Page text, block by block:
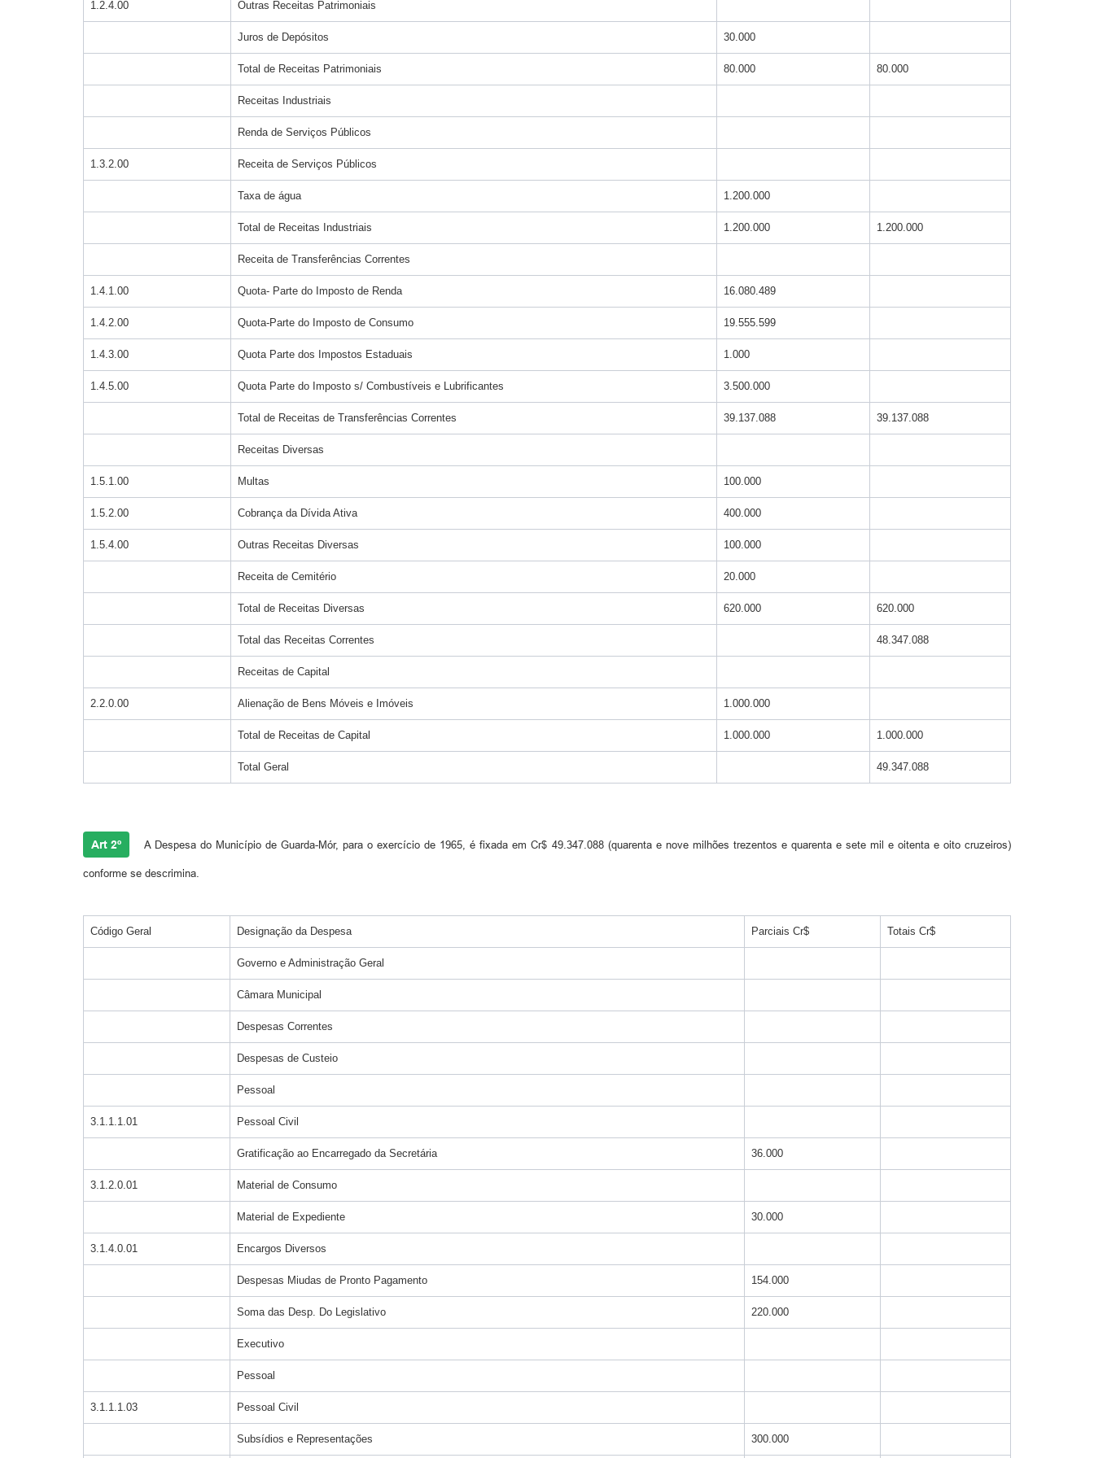
1.2.4.00 Outras Receitas Patrimoniais
Juros de Depósitos 30.000
Total de Receitas Patrimoniais 80.000 80.000
Receitas Industriais
Renda de Serviços Públicos
1.3.2.00 Receita de Serviços Públicos
Taxa de água 1.200.000
Total de Receitas Industriais 1.200.000 1.200.000
Receita de Transferências Correntes
1.4.1.00 Quota- Parte do Imposto de Renda 16.080.489
1.4.2.00 Quota-Parte do Imposto de Consumo 19.555.599
1.4.3.00 Quota Parte dos Impostos Estaduais 1.000
1.4.5.00 Quota Parte do Imposto s/ Combustíveis e Lubrificantes 3.500.000
Total de Receitas de Transferências Correntes 39.137.088 39.137.088
Receitas Diversas
1.5.1.00 Multas 100.000
1.5.2.00 Cobrança da Dívida Ativa 400.000
1.5.4.00 Outras Receitas Diversas 100.000
Receita de Cemitério 20.000
Total de Receitas Diversas 620.000 620.000
Total das Receitas Correntes 48.347.088
Receitas de Capital
2.2.0.00 Alienação de Bens Móveis e Imóveis 1.000.000
Total de Receitas de Capital 1.000.000 1.000.000
Total Geral 49.347.088
Art 2º A Despesa do Município de Guarda-Mór, para o exercício de 1965, é fixada em Cr$ 49.347.088 (quarenta e nove milhões trezentos e quarenta e sete mil e oitenta e oito cruzeiros)
conforme se descrimina.
Código Geral Designação da Despesa Parciais Cr$ Totais Cr$
Governo e Administração Geral
Câmara Municipal
Despesas Correntes
Despesas de Custeio
Pessoal
3.1.1.1.01 Pessoal Civil
Gratificação ao Encarregado da Secretária 36.000
3.1.2.0.01 Material de Consumo
Material de Expediente 30.000
3.1.4.0.01 Encargos Diversos
Despesas Miudas de Pronto Pagamento 154.000
Soma das Desp. Do Legislativo 220.000
Executivo
Pessoal
3.1.1.1.03 Pessoal Civil
Subsídios e Representações 300.000